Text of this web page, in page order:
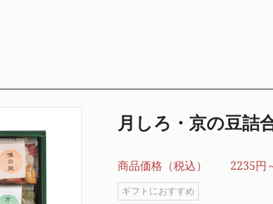
月しろ・京の豆詰
商品価格（税込） 2235円
ギフトにおすすめ